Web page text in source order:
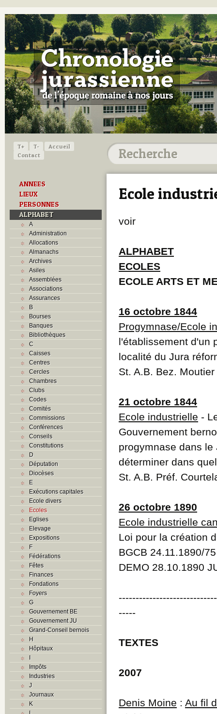
T+ T-
Accueil
Contact
ANNEES
LIEUX
PERSONNES
ALPHABET
A
Administration
Allocations
Almanachs
Archives
Asiles
Assemblées
Associations
Assurances
B
Bourses
Banques
Bibliothèques
C
Caisses
Centres
Cercles
Chambres
Clubs
Codes
Comités
Commissions
Conférences
Conseils
Constitutions
D
Députation
Diocèses
E
Exécutions capitales
Ecole divers
Ecoles
Eglises
Elevage
Expositions
F
Fédérations
Fêtes
Finances
Fondations
Foyers
G
Gouvernement BE
Gouvernement JU
Grand-Conseil bernois
H
Hôpitaux
I
Impôts
Industries
J
Journaux
K
Ecole
voir
ALPHABET
ECOLES
ECOLE ARTS ET
16 octobre 1844
Progymnase/Ecole
l'établissement d'un
localité du Jura
St. A.B. Bez.
21 octobre 1844
Ecole industrielle -
Gouvernement
progymnase dans
déterminer dans
St. A.B. Préf.
26 octobre 1890
Ecole industrielle
Loi pour la création
BGCB 24.11.1890/75
DEMO 28.10.1890
-----
TEXTES
2007
Denis Moine : Au fil